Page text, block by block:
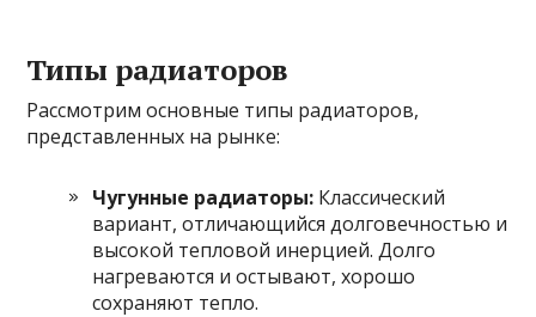
Типы радиаторов
Рассмотрим основные типы радиаторов,
представленных на рынке:
Чугунные радиаторы: Классический
вариант, отличающийся долговечностью и
высокой тепловой инерцией. Долго
нагреваются и остывают, хорошо
сохраняют тепло.